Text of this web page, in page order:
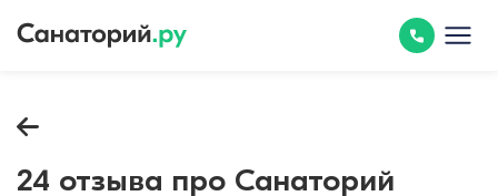
24 отзыва про Санаторий